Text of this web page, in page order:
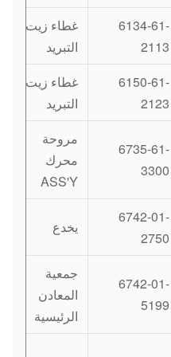
6134-61-
2113
غطاء زيت
التبريد
6150-61-
2123
غطاء زيت
التبريد
6735-61-
3300
مروحة
محرك
ASS'Y
6742-01-
2750
يخدع
6742-01-
5199
جمعية
المعادن
الرئيسية